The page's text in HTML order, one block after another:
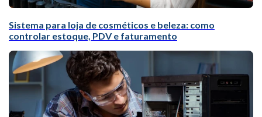
Sistema para loja de cosméticos e beleza: como
controlar estoque, PDV e faturamento